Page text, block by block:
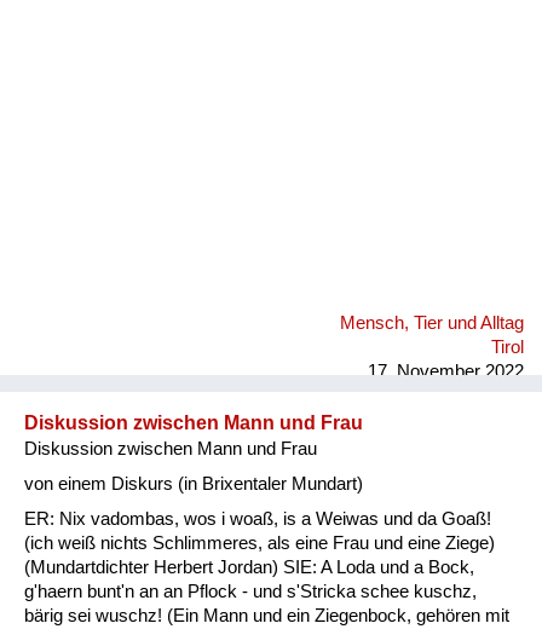
Mensch, Tier und Alltag
Tirol
17. November 2022
Diskussion zwischen Mann und Frau
Diskussion zwischen Mann und Frau
von einem Diskurs (in Brixentaler Mundart)
ER: Nix vadombas, wos i woaß, is a Weiwas und da Goaß!
(ich weiß nichts Schlimmeres, als eine Frau und eine Ziege)
(Mundartdichter Herbert Jordan) SIE: A Loda und a Bock,
g'haern bunt'n an an Pflock - und s'Stricka schee kuschz,
bärig sei wuschz! (Ein Mann und ein Ziegenbock, gehören mit